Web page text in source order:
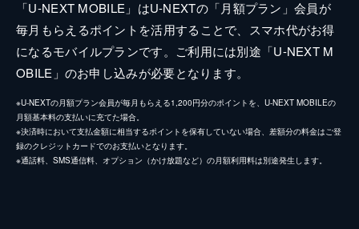
「U-NEXT MOBILE」はU-NEXTの「月額プラン」会員が
毎月もらえるポイントを活用することで、スマホ代がお得
になるモバイルプランです。ご利用には別途「U-NEXT M
OBILE」のお申し込みが必要となります。
※U-NEXTの月額プラン会員が毎月もらえる1,200円分のポイントを、U-NEXT MOBILEの
月額基本料の支払いに充てた場合。
※決済時において支払金額に相当するポイントを保有していない場合、差額分の料金はご登
録のクレジットカードでのお支払いとなります。
※通話料、SMS通信料、オプション（かけ放題など）の月額利用料は別途発生します。